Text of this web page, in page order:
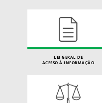
LEI GERAL DE
ACESSO À INFORMAÇÃO